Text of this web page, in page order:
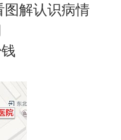
图解认识病情